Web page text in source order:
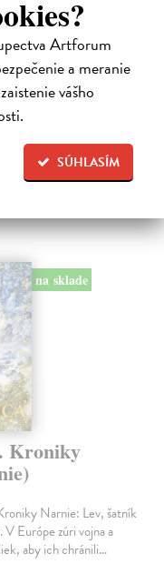
Artforum
a meranie
vášho
SÚHLASÍM
Andrejom. Obaja sú
na sklade
Kroniky
Narnie: Lev, šatník
V Európe zúri vojna a
aby ich chránili…